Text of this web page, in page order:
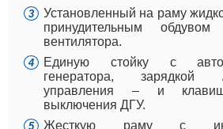
Установленный на раму
принудительным
вентилятора.
Единую стойку с
генератора,
управления – и
выключения ДГУ.
Жесткую раму с